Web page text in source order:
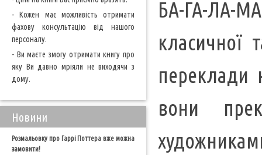
БА-ГА-ЛА-
класичної
переклади
вони
- Кожен має можливість отримати
фахову консультацію від нашого
персоналу.
- Ви маєте змогу отримати книгу про
яку Ви давно мріяли не виходячи з
дому.
Новини
Розмальовку про Гаррі Поттера вже можна
замовити!